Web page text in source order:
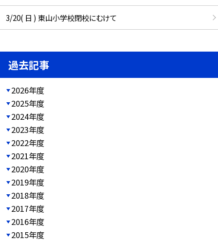
3/20( 日 ) 東山小学校閉校にむけて
過去記事
2026年度
2025年度
2024年度
2023年度
2022年度
2021年度
2020年度
2019年度
2018年度
2017年度
2016年度
2015年度